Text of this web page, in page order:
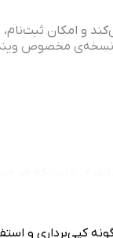
و امکان
و